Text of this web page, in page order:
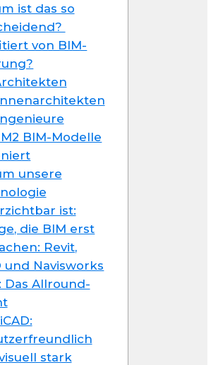
ist das so
von BIM-
BIM-Modelle
unsere
ist:
die BIM erst
Revit,
und Navisworks
Das Allround-
stark